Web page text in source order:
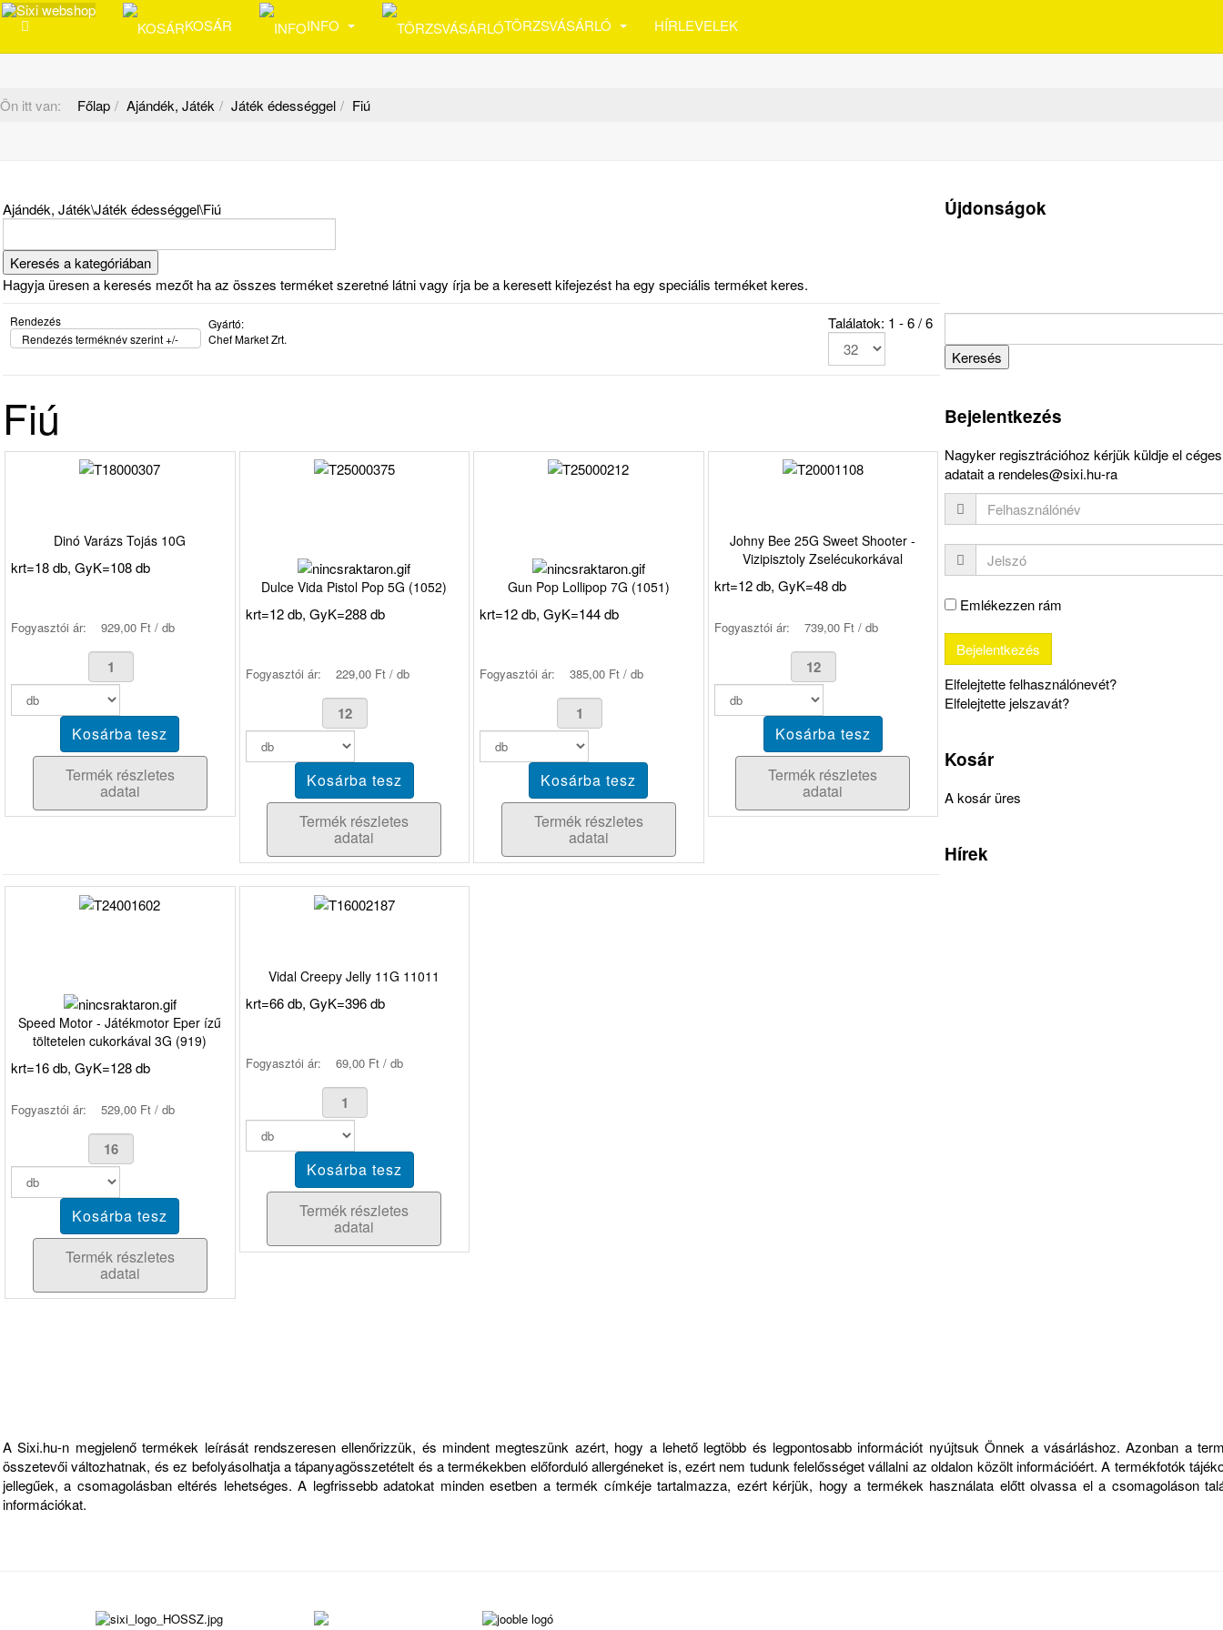
KOSÁR INFO TÖRZSVÁSÁRLÓ HÍRLEVELEK
Ön itt van: Főlap Ajándék, Játék Játék édességgel Fiú
Ajándék, Játék\Játék édességgel\Fiú
Hagyja üresen a keresés mezőt ha az összes terméket szeretné látni vagy írja be a keresett kifejezést ha egy speciális terméket keres.
Rendezés
Rendezés terméknév szerint +/-
Gyártó:
Chef Market Zrt.
Találatok: 1 - 6 / 6
Fiú
Dinó Varázs Tojás 10G
krt=18 db, GyK=108 db
Fogyasztói ár: 929,00 Ft / db
Termék részletes
adatai
Dulce Vida Pistol Pop 5G (1052)
krt=12 db, GyK=288 db
Fogyasztói ár: 229,00 Ft / db
Termék részletes
adatai
Gun Pop Lollipop 7G (1051)
krt=12 db, GyK=144 db
Fogyasztói ár: 385,00 Ft / db
Termék részletes
adatai
Johny Bee 25G Sweet Shooter -
Vizipisztoly Zselécukorkával
krt=12 db, GyK=48 db
Fogyasztói ár: 739,00 Ft / db
Termék részletes
adatai
Speed Motor - Játékmotor Eper ízű
töltetelen cukorkával 3G (919)
krt=16 db, GyK=128 db
Fogyasztói ár: 529,00 Ft / db
Termék részletes
adatai
Vidal Creepy Jelly 11G 11011
krt=66 db, GyK=396 db
Fogyasztói ár: 69,00 Ft / db
Termék részletes
adatai
Újdonságok
Bejelentkezés
Nagyker regisztrációhoz kérjük küldje el céges
adatait a rendeles@sixi.hu-ra
Emlékezzen rám
Elfelejtette felhasználónevét?
Elfelejtette jelszavát?
Kosár
A kosár üres
Hírek
A Sixi.hu-n megjelenő termékek leírását rendszeresen ellenőrizzük, és mindent megteszünk azért, hogy a lehető legtöbb és legpontosabb információt nyújtsuk Önnek a vásárláshoz. Azonban a
összetevői változhatnak, és ez befolyásolhatja a tápanyagösszetételt és a termékekben előforduló allergéneket is, ezért nem tudunk felelősséget vállalni az oldalon közölt információért. A termékfotók
jellegűek, a csomagolásban eltérés lehetséges. A legfrissebb adatokat minden esetben a termék címkéje tartalmazza, ezért kérjük, hogy a termékek használata előtt olvassa el a csomagoláson
információkat.